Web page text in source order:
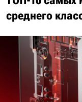
среднего